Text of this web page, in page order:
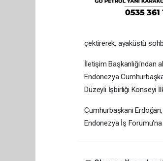
çektirerek, ayaküstü
İletişim Başkanlığı'ndan
Endonezya
Düzeyli İşbirliği Konseyi
Cumhurbaşkanı
Endonezya İş